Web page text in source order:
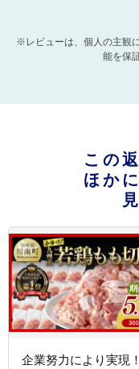
※レビューは、個人の主観
能を保
この
ほか
企業努力により実現！